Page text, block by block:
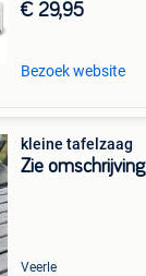
€ 29,95
Bezoek website
kleine tafelzaag
Zie omschrijving
Veerle